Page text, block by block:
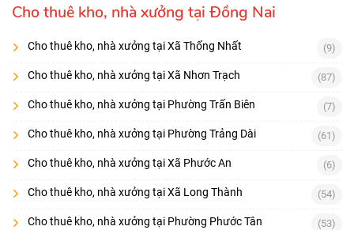
Cho thuê kho, nhà xưởng tại Đồng Nai
Cho thuê kho, nhà xưởng tại Xã Thống Nhất (9)
Cho thuê kho, nhà xưởng tại Xã Nhơn Trạch (87)
Cho thuê kho, nhà xưởng tại Phường Trấn Biên (7)
Cho thuê kho, nhà xưởng tại Phường Trảng Dài (61)
Cho thuê kho, nhà xưởng tại Xã Phước An (6)
Cho thuê kho, nhà xưởng tại Xã Long Thành (54)
Cho thuê kho, nhà xưởng tại Phường Phước Tân (53)